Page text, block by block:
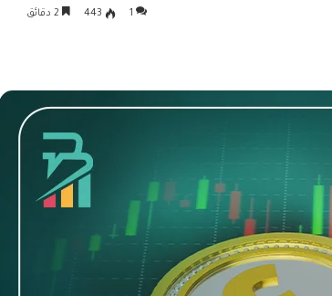
1
443